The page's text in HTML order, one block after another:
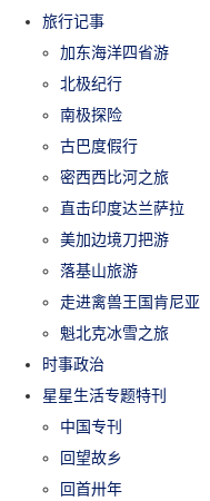
旅行记事
加东海洋四省游
北极纪行
南极探险
古巴度假行
密西西比河之旅
直击印度达兰萨拉
美加边境刀把游
落基山旅游
走进禽兽王国肯尼亚
魁北克冰雪之旅
时事政治
星星生活专题特刊
中国专刊
回望故乡
回首卅年